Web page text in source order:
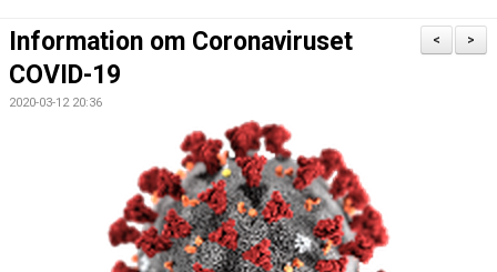
FÖR AKTIVA & FÖRÄLDRAR
KUNSKAPSKRAV TILL TÄVLINGSGRUPP KVAG
GRUPPSYSTEM GYMNASTIK
>
<
Information om Coronaviruset
COVID-19
2020-03-12 20:36